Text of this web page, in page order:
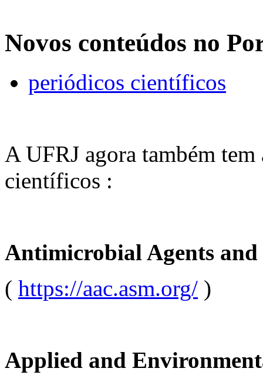
Novos conteúdos no
periódicos científicos
A UFRJ agora também tem
científicos :
Antimicrobial Agents
( https://aac.asm.org/ )
Applied and